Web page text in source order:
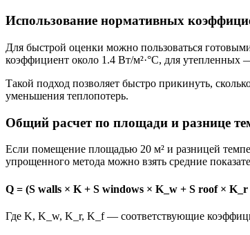
Использование нормативных
Для быстрой оценки можно пользоваться
коэффициент около 1.4 Вт/м²·°C, для утепленных
Такой подход позволяет быстро прикинуть,
уменьшения теплопотерь.
Общий расчет по площади и разнице
Если помещение площадью 20 м² и разницей
упрощенного метода можно взять средние
Q = (S walls × K + S windows × K_w + S roof ×
Где K, K_w, K_r, K_f — соответствующие